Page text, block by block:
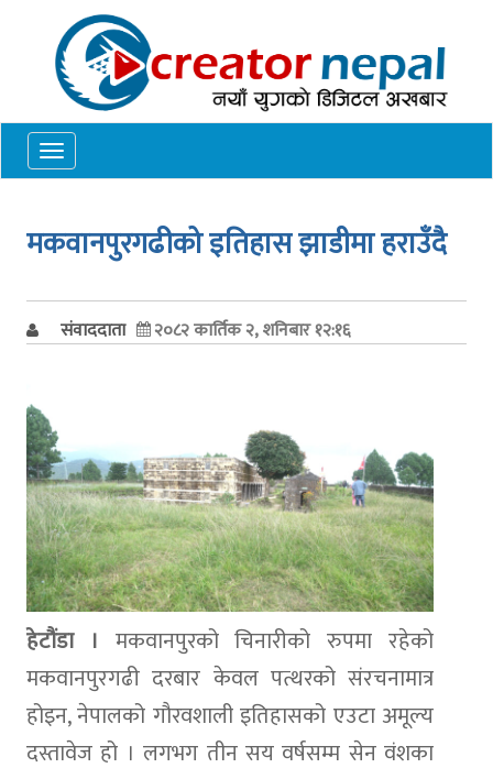
Toggle
navigation
मकवानपुरगढीको इतिहास झाडीमा हराउँदै
संवाददाता २०८२ कार्तिक २, शनिबार १२:१६
हेटौंडा । मकवानपुरको चिनारीको रुपमा रहेको
मकवानपुरगढी दरबार केवल पत्थरको संरचनामात्र
होइन, नेपालको गौरवशाली इतिहासको एउटा अमूल्य
दस्तावेज हो । लगभग तीन सय वर्षसम्म सेन वंशका